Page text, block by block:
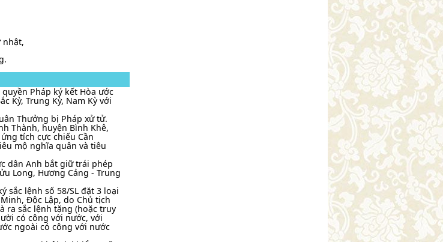
nhật,
Pháp ký kết Hòa ước
Kỳ, Trung Kỳ, Nam Kỳ với
Thưởng bị Pháp xử tử.
Thành, huyện Bình Khê,
tích cực chiếu Cần
mộ nghĩa quân và tiêu
dân Anh bắt giữ trái phép
Long, Hương Cảng - Trung
sắc lệnh số 58/SL đặt 3 loại
Độc Lập, do Chủ tịch
ra sắc lệnh tặng (hoặc truy
có công với nước, với
ngoài có công với nước